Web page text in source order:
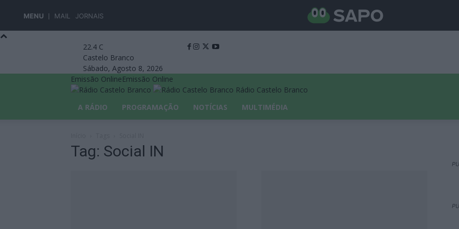
MENU MAIL JORNAIS
22.4 C
Castelo Branco
Sábado, Agosto 8, 2026
Emissão OnlineEmissão Online
Rádio Castelo Branco
A RÁDIO
PROGRAMAÇÃO NOTÍCIAS MULTIMÉDIA
Tag: Social IN